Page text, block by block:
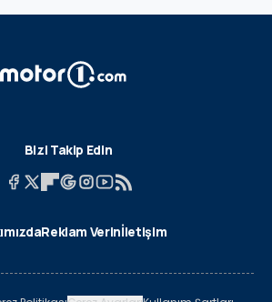
Bizi Takip Edin
Reklam Verinİletişim